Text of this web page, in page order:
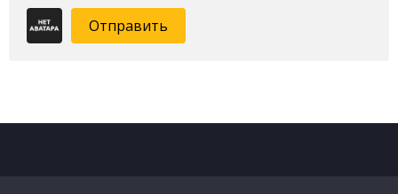
Отправить